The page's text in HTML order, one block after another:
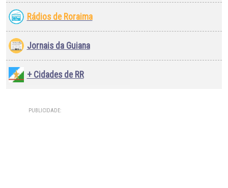
Rádios de Roraima
Jornais da Guiana
+ Cidades de RR
PUBLICIDADE: